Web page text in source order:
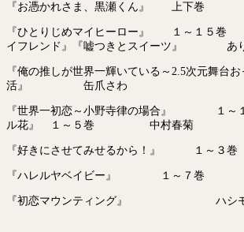
『お憑かれさま、黒瀬くん』 上下巻
『ひとりじめマイヒーロー』 １～１５巻
イフレンド』『嘘つきとスイーツ』 あり
『俺の推しが世界一輝いている～2.5次元舞台
活』 缶爪さわ
『世界一初恋～小野寺律の場合』 １
ル花』 １～５巻 中村春菊
『好きにさせてみせるから！』 １
『ハレルヤベイビー』 １～７巻
『初恋マウンティング』 ハシモ